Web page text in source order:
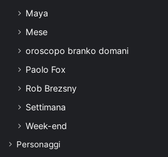
Maya
Mese
oroscopo branko domani
Paolo Fox
Rob Brezsny
Settimana
Week-end
Personaggi